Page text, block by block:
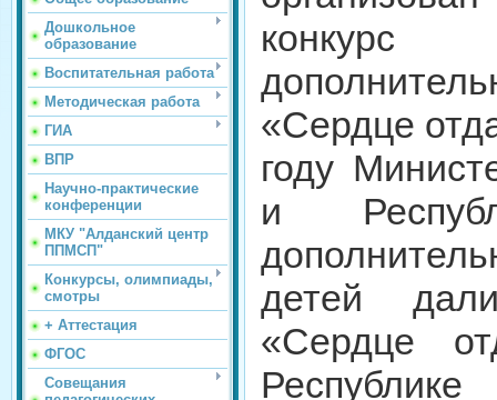
Дошкольное
образование
Воспитательная работа
Методическая работа
ГИА
ВПР
Научно-практические
конференции
МКУ "Алданский центр
ППМСП"
Конкурсы, олимпиады,
смотры
+ Аттестация
ФГОС
Совещания
«Сердце
году
и
детей
«Сердце